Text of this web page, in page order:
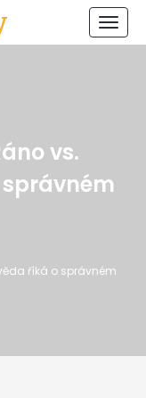
vs.
říká o správném